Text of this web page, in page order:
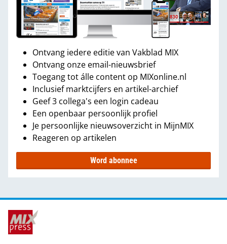
Ontvang iedere editie van Vakblad MIX
Ontvang onze email-nieuwsbrief
Toegang tot álle content op MIXonline.nl
Inclusief marktcijfers en artikel-archief
Geef 3 collega's een login cadeau
Een openbaar persoonlijk profiel
Je persoonlijke nieuwsoverzicht in MijnMIX
Reageren op artikelen
Word abonnee